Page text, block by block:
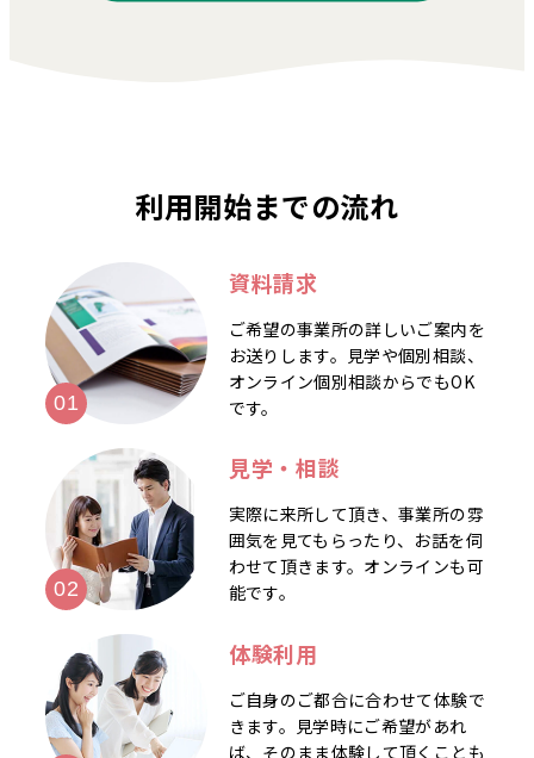
利用開始までの流れ
資料請求
ご希望の事業所の詳しいご案内を
お送りします。見学や個別相談、
オンライン個別相談からでもOK
です。
見学・相談
実際に来所して頂き、事業所の雰
囲気を見てもらったり、お話を伺
わせて頂きます。オンラインも可
能です。
体験利用
ご自身のご都合に合わせて体験で
きます。見学時にご希望があれ
ば、そのまま体験して頂くことも